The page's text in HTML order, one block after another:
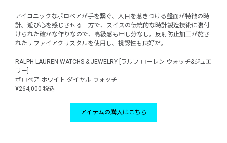
アイコニックなポロベアが手を繋ぐ、人目を惹きつける盤面が特徴の時
計。遊び心を感じさせる一方で、スイスの伝統的な時計製造技術に裏付
けられた確かな作りなので、高級感も申し分なし。反射防止加工が施さ
れたサファイアクリスタルを使用し、視認性も良好だ。
RALPH LAUREN WATCHS & JEWELRY [ラルフ ローレン ウォッチ&ジュエ
リー]
ポロベア ホワイト ダイヤル ウォッチ
¥264,000 税込
アイテムの購入はこちら